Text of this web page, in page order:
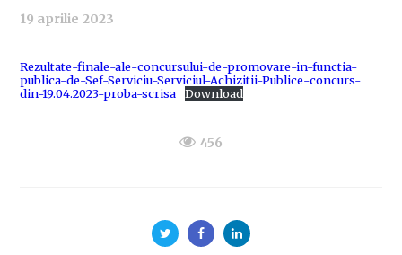
19 aprilie 2023
Rezultate-finale-ale-concursului-de-promovare-in-functia-
publica-de-Sef-Serviciu-Serviciul-Achizitii-Publice-concurs-
din-19.04.2023-proba-scrisa
Download
456